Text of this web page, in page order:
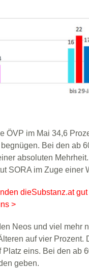
ÖVP im Mai 34,6
Bei den ab
absoluten
SORA im Zuge einer
dieSubstanz.at
>
Neos und viel mehr
auf vier
Platz eins. Bei den ab
geben.